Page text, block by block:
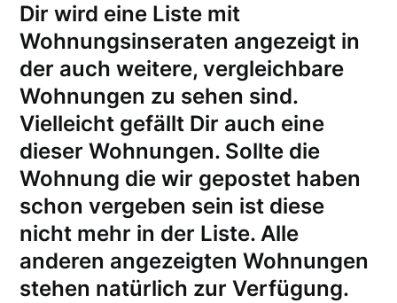
Dir wird eine Liste mit
Wohnungsinseraten angezeigt in
der auch weitere, vergleichbare
Wohnungen zu sehen sind.
Vielleicht gefällt Dir auch eine
dieser Wohnungen. Sollte die
Wohnung die wir gepostet haben
schon vergeben sein ist diese
nicht mehr in der Liste. Alle
anderen angezeigten Wohnungen
stehen natürlich zur Verfügung.